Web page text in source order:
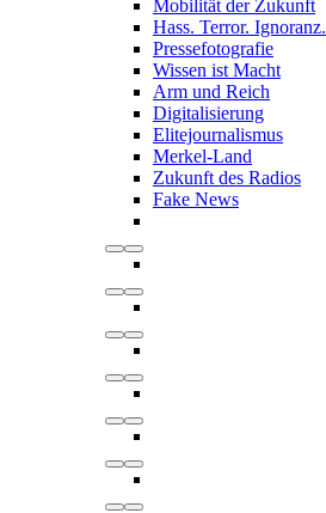
Mobilität der Zukunft
Hass. Terror. Ignoranz.
Pressefotografie
Wissen ist Macht
Arm und Reich
Digitalisierung
Elitejournalismus
Merkel-Land
Zukunft des Radios
Fake News